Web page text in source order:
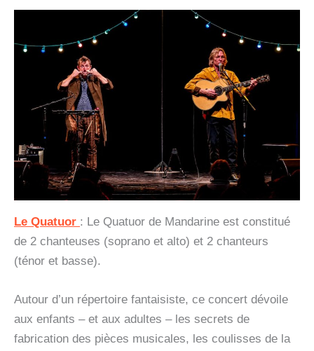
Le Quatuor : Le Quatuor de Mandarine est constitué
de 2 chanteuses (soprano et alto) et 2 chanteurs
(ténor et basse).
Autour d’un répertoire fantaisiste, ce concert dévoile
aux enfants – et aux adultes – les secrets de
fabrication des pièces musicales, les coulisses de la